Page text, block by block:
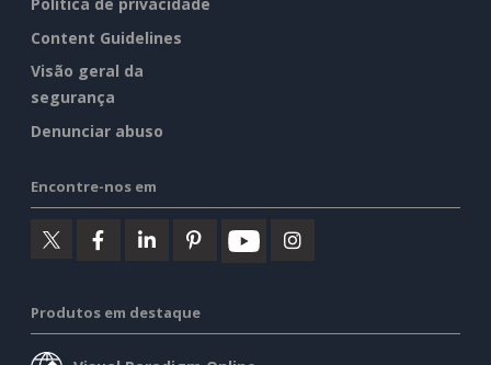
Política de privacidade
Content Guidelines
Visão geral da
segurança
Denunciar abuso
Encontre-nos em
Produtos em destaque